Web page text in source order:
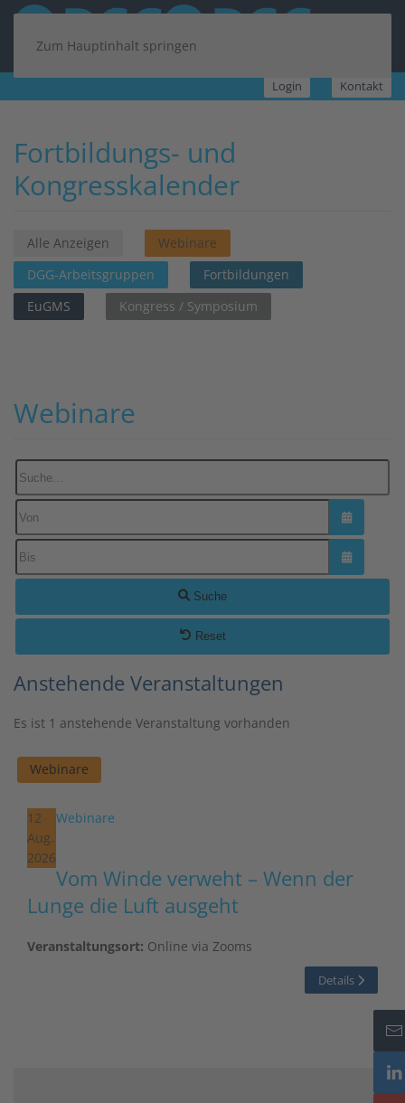
Zum Hauptinhalt springen
Login Kontakt
Fortbildungs- und
Kongresskalender
Alle Anzeigen
Webinare
DGG-Arbeitsgruppen
Fortbildungen
EuGMS
Kongress / Symposium
Webinare
Suche...
Kalender
Kalender
Suche
Reset
Anstehende Veranstaltungen
Es ist 1 anstehende Veranstaltung vorhanden
Webinare
12
Aug.
2026
Webinare
Vom Winde verweht – Wenn der
Lunge die Luft ausgeht
Veranstaltungsort: Online via Zooms
Details